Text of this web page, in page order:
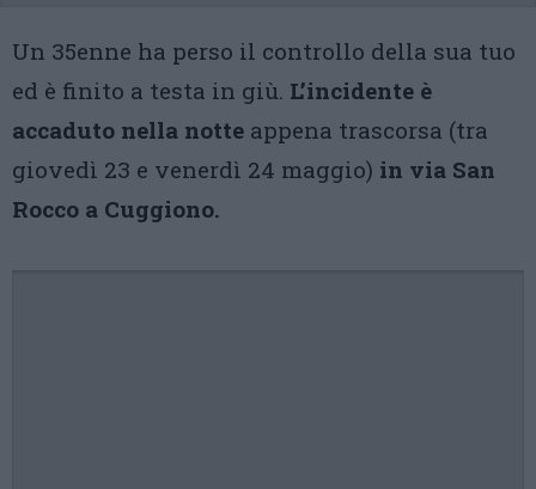
Un 35enne ha perso il controllo della sua tuo
ed è finito a testa in giù. L’incidente è
accaduto nella notte appena trascorsa (tra
giovedì 23 e venerdì 24 maggio) in via San
Rocco a Cuggiono.